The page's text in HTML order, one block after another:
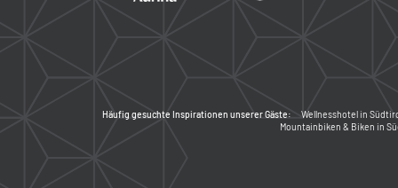
Häufig gesuchte Inspirationen unserer Gäste:
Wellnesshotel in
Mountainbiken & Biken in